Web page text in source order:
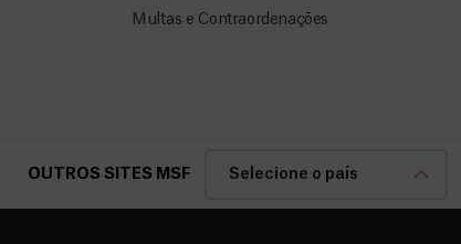
Multas e Contraordenações
OUTROS SITES MSF Selecione o país